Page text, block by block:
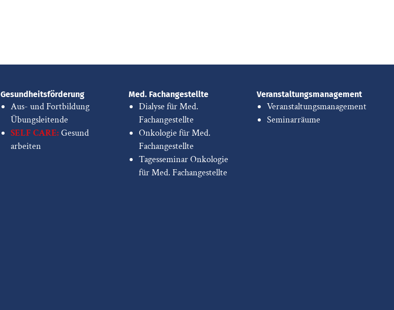
Gesundheitsförderung
Aus- und Fortbildung
Übungsleitende
SELF CARE: Gesund
arbeiten
Med. Fachangestellte
Dialyse für Med.
Fachangestellte
Onkologie für Med.
Fachangestellte
Tagesseminar Onkologie
für Med. Fachangestellte
Veranstaltungsmanagement
Veranstaltungsmanagement
Seminarräume